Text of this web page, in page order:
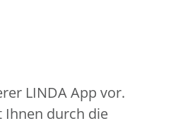
LINDA App vor.
Ihnen durch die